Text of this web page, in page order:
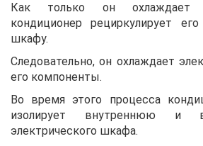
Как только он охлаждает
кондиционер рециркулирует
шкафу.
Следовательно, он охлаждает
его компоненты.
Во время этого процесса
изолирует внутреннюю и
электрического шкафа.